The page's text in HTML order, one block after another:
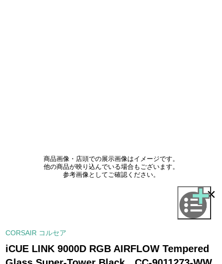
商品画像・店頭での展示画像はイメージです。
他の商品が映り込んでいる場合もございます。
参考画像としてご確認ください。
×
CORSAIR コルセア
iCUE LINK 9000D RGB AIRFLOW Tempered